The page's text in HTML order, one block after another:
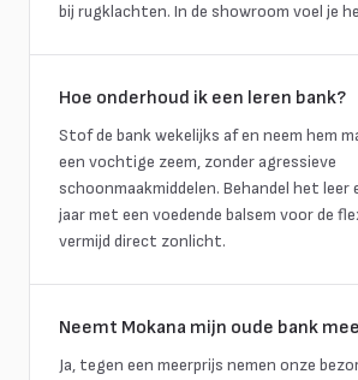
bij rugklachten. In de showroom voel je
Hoe onderhoud ik een leren bank?
Stof de bank wekelijks af en neem hem
een vochtige zeem, zonder agressieve
schoonmaakmiddelen. Behandel het leer
jaar met een voedende balsem voor de
vermijd direct zonlicht.
Neemt Mokana mijn oude bank
Ja, tegen een meerprijs nemen onze